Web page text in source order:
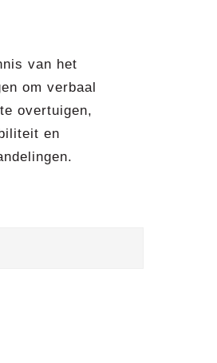
van het
om verbaal
overtuigen,
en